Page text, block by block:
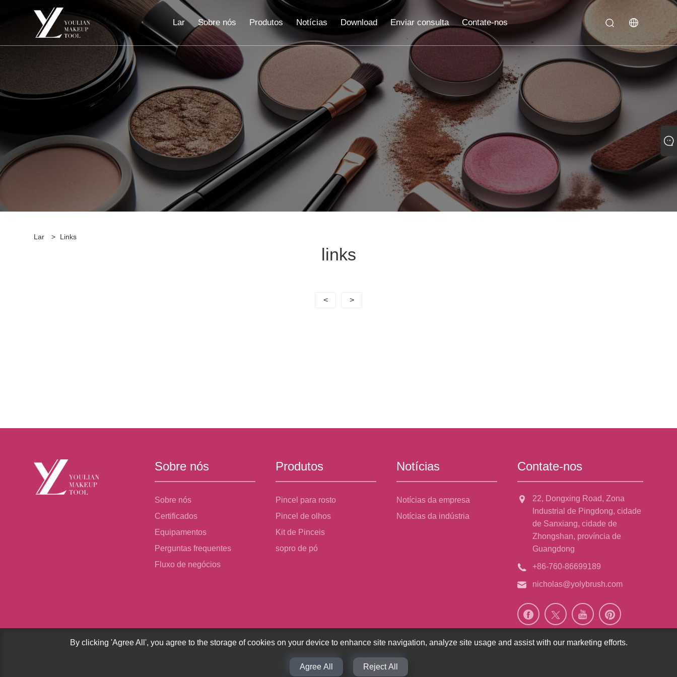
Lar Sobre nós Produtos Notícias Download Enviar consulta Contate-nos
Lar > Links
links
< >
Sobre nós
Sobre nós
Certificados
Equipamentos
Perguntas frequentes
Fluxo de negócios
Produtos
Pincel para rosto
Pincel de olhos
Kit de Pinceis
sopro de pó
Notícias
Notícias da empresa
Notícias da indústria
Contate-nos
22, Dongxing Road, Zona
Industrial de Pingdong, cidade
de Sanxiang, cidade de
Zhongshan, província de
Guangdong
+86-760-86699189
nicholas@yolybrush.com
Copyright © 2023 Guangdong Youlian Brush Co., Ltd. - Brush de face da China, escova para os olhos, fábrica de sopro em pó - todos os direitos reservados.
By clicking 'Agree All', you agree to the storage of cookies on your device to enhance site navigation, analyze site usage and assist with our marketing efforts.
Agree All Reject All